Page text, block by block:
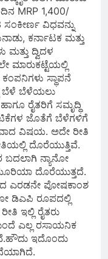
MRP 1,400/
ಸಂಕೀರ್ಣ ವಿಧವನ್ನು
ಕರ್ನಾಟಕ ಮತ್ತು
ಮತ್ತು ದ್ವಿದಳ
ಮಾರುಕಟ್ಟೆಯಲ್ಲಿ
ಸ್ಥಾಪನೆ
ಬೆಳೆ ಬೆಳೆಯಲು
ರೈತರಿಗೆ ಸಮೃದ್ಧಿ
ಜೊತೆಗೆ ಬೆಳೆಗಳಿಗೆ
ವಿಷಯ. ಅದೇ ರೀತಿ
ದೊರೆಯುತ್ತಿವೆ.
ಬದಲಾಗಿ ನ್ಯಾನೋ
ದೊರೆಯುತ್ತದೆ.
ಎರಡನೇ ಪೋಷಕಾಂಶ
ಡಿಎಪಿ ರೂಪದಲ್ಲಿ
ಇಲ್ಲಿ ರೈತರು
ಎಲ್ಲ ರಸಾಯನಿಕ
ಇದೊಂದು